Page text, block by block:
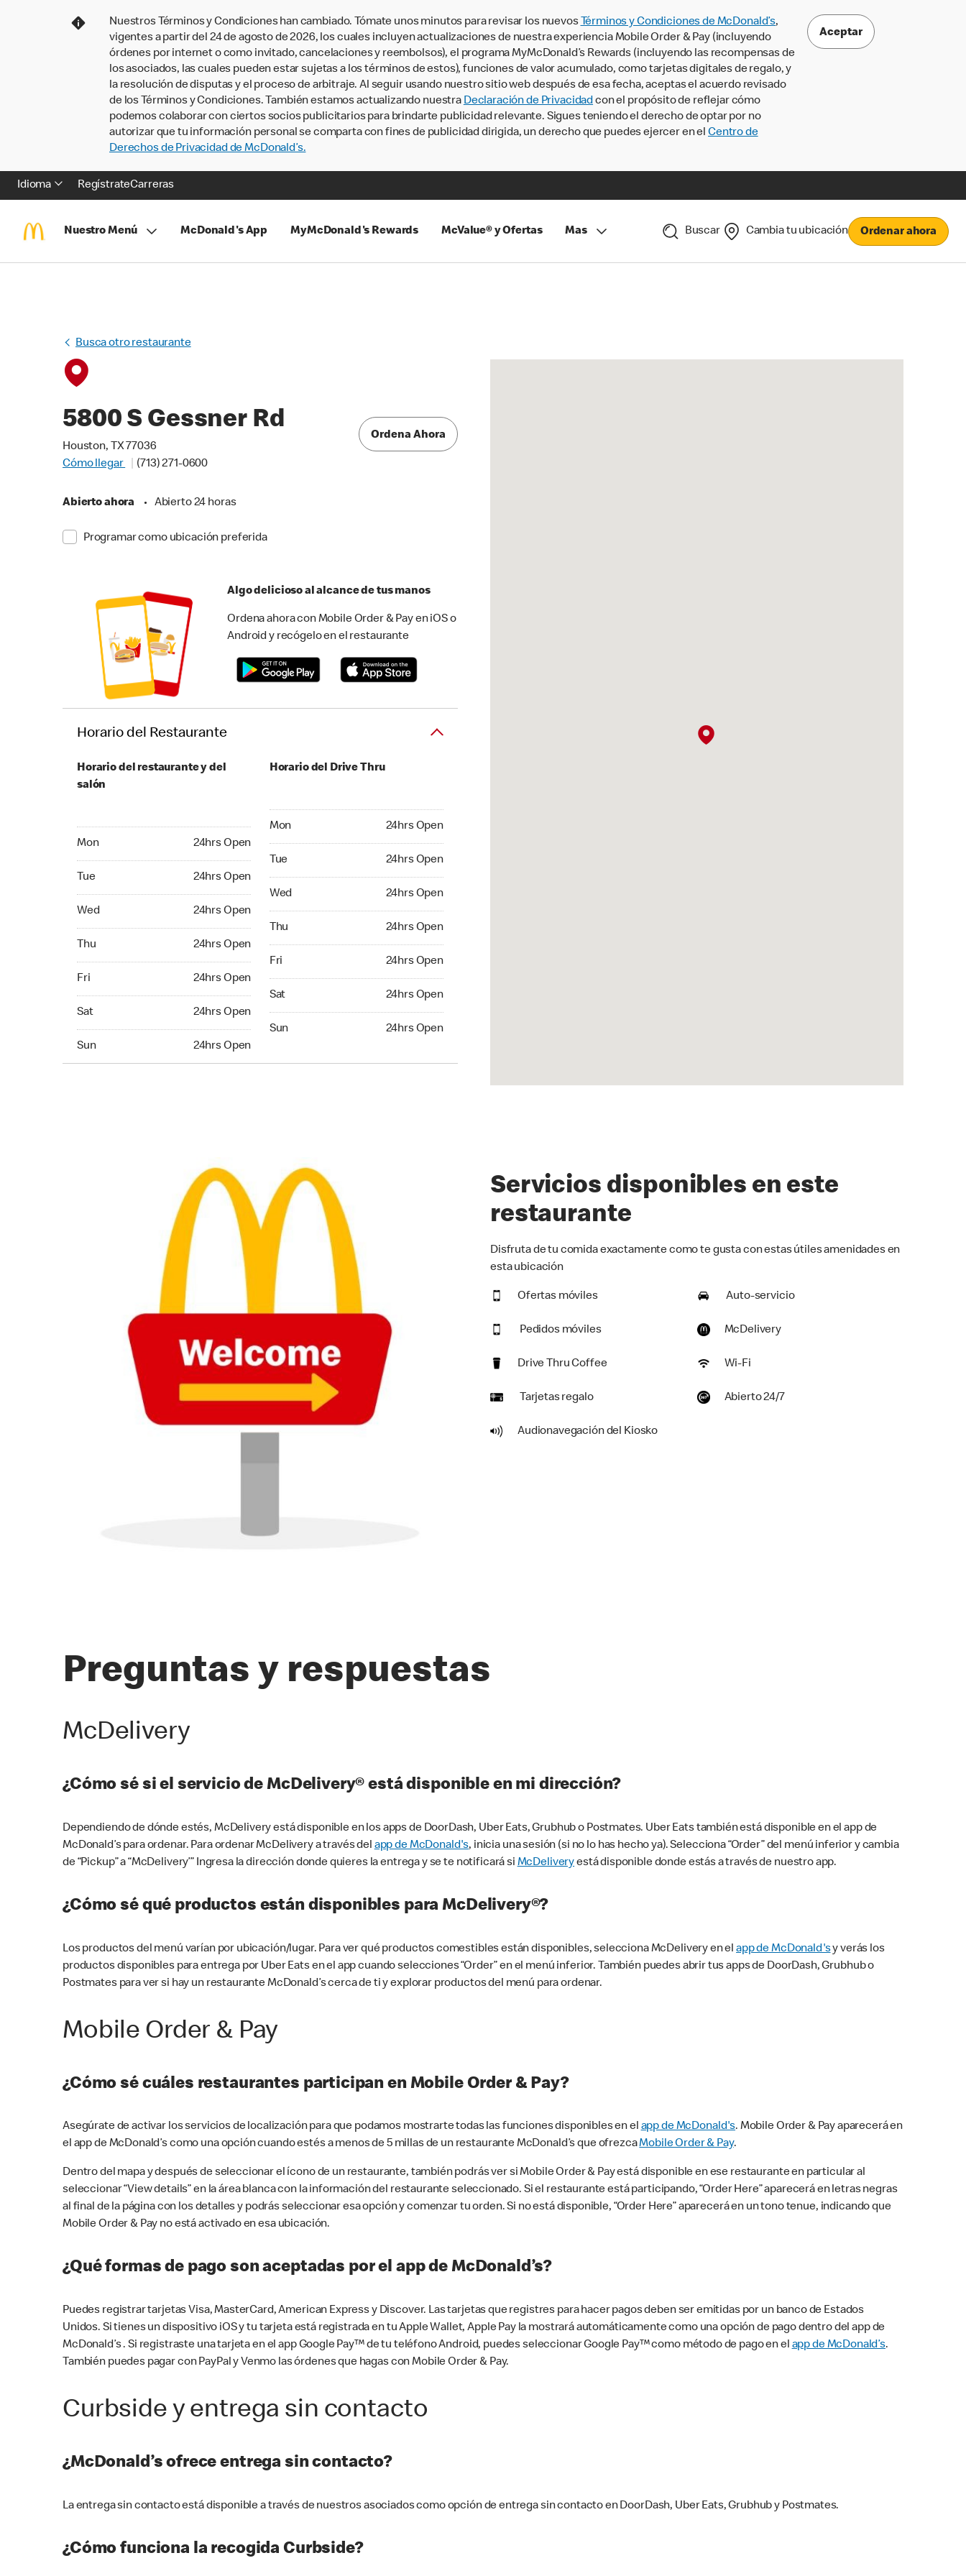
Nuestros Términos y Condiciones han cambiado. Tómate unos minutos para revisar los nuevos Términos y Condiciones de McDonald’s,
vigentes a partir del 24 de agosto de 2026, los cuales incluyen actualizaciones de nuestra experiencia Mobile Order & Pay (incluyendo
órdenes por internet o como invitado, cancelaciones y reembolsos), el programa MyMcDonald’s Rewards (incluyendo las recompensas de
los asociados, las cuales pueden estar sujetas a los términos de estos), funciones de valor acumulado, como tarjetas digitales de regalo, y
la resolución de disputas y el proceso de arbitraje. Al seguir usando nuestro sitio web después de esa fecha, aceptas el acuerdo revisado
de los Términos y Condiciones. También estamos actualizando nuestra Declaración de Privacidadcon el propósito de reflejar cómo
podemos colaborar con ciertos socios publicitarios para brindarte publicidad relevante. Sigues teniendo el derecho de optar por no
autorizar que tu información personal se comparta con fines de publicidad dirigida, un derecho que puedes ejercer en el Centro de
Derechos de Privacidad de McDonald’s.
Aceptar
Idioma RegístrateCarreras
Nuestro Menú McDonald's App MyMcDonald's Rewards McValue® y Ofertas Mas Buscar Cambia tu ubicación Ordenar ahora
Busca otro restaurante
5800 S Gessner Rd
Houston, TX 77036
Cómo llegar
(713) 271-0600
Abierto ahora • Abierto 24 horas
Programar como ubicación preferida
Ordena Ahora
Algo delicioso al alcance de tus manos
Ordena ahora con Mobile Order & Pay en iOS o
Android y recógelo en el restaurante
Horario del Restaurante
Horario del restaurante y del
salón
Mon 24hrs Open
Tue 24hrs Open
Wed 24hrs Open
Thu 24hrs Open
Fri 24hrs Open
Sat 24hrs Open
Sun 24hrs Open
Horario del Drive Thru
Mon 24hrs Open
Tue 24hrs Open
Wed 24hrs Open
Thu 24hrs Open
Fri 24hrs Open
Sat 24hrs Open
Sun 24hrs Open
Servicios disponibles en este
restaurante
Disfruta de tu comida exactamente como te gusta con estas útiles amenidades en
esta ubicación
Ofertas móviles Auto-servicio
Pedidos móviles McDelivery
Drive Thru Coffee Wi-Fi
Tarjetas regalo Abierto 24/7
Audionavegación del Kiosko
Preguntas y respuestas
McDelivery
¿Cómo sé si el servicio de McDelivery® está disponible en mi dirección?
Dependiendo de dónde estés, McDelivery está disponible en los apps de DoorDash, Uber Eats, Grubhub o Postmates. Uber Eats también está disponible en el app de
McDonald’s para ordenar. Para ordenar McDelivery a través del app de McDonald's, inicia una sesión (si no lo has hecho ya). Selecciona “Order” del menú inferior y cambia
de “Pickup” a “McDelivery’” Ingresa la dirección donde quieres la entrega y se te notificará si McDeliveryestá disponible donde estás a través de nuestro app.
¿Cómo sé qué productos están disponibles para McDelivery®?
Los productos del menú varían por ubicación/lugar. Para ver qué productos comestibles están disponibles, selecciona McDelivery en elapp de McDonald'sy verás los
productos disponibles para entrega por Uber Eats en el app cuando selecciones “Order” en el menú inferior. También puedes abrir tus apps de DoorDash, Grubhub o
Postmates para ver si hay un restaurante McDonald’s cerca de ti y explorar productos del menú para ordenar.
Mobile Order & Pay
¿Cómo sé cuáles restaurantes participan en Mobile Order & Pay?
Asegúrate de activar los servicios de localización para que podamos mostrarte todas las funciones disponibles en elapp de McDonald's. Mobile Order & Pay aparecerá en
el app de McDonald’s como una opción cuando estés a menos de 5 millas de un restaurante McDonald’s que ofrezcaMobile Order & Pay.
Dentro del mapa y después de seleccionar el ícono de un restaurante, también podrás ver si Mobile Order & Pay está disponible en ese restaurante en particular al
seleccionar “View details” en la área blanca con la información del restaurante seleccionado. Si el restaurante está participando, “Order Here” aparecerá en letras negras
al final de la página con los detalles y podrás seleccionar esa opción y comenzar tu orden. Si no está disponible, “Order Here” aparecerá en un tono tenue, indicando que
Mobile Order & Pay no está activado en esa ubicación.
¿Qué formas de pago son aceptadas por el app de McDonald’s?
Puedes registrar tarjetas Visa, MasterCard, American Express y Discover. Las tarjetas que registres para hacer pagos deben ser emitidas por un banco de Estados
Unidos. Si tienes un dispositivo iOS y tu tarjeta está registrada en tu Apple Wallet, Apple Pay la mostrará automáticamente como una opción de pago dentro del app de
McDonald’s . Si registraste una tarjeta en el app Google Pay™ de tu teléfono Android, puedes seleccionar Google Pay™ como método de pago en elapp de McDonald’s.
También puedes pagar con PayPal y Venmo las órdenes que hagas con Mobile Order & Pay.
Curbside y entrega sin contacto
¿McDonald’s ofrece entrega sin contacto?
La entrega sin contacto está disponible a través de nuestros asociados como opción de entrega sin contacto en DoorDash, Uber Eats, Grubhub y Postmates.
¿Cómo funciona la recogida Curbside?